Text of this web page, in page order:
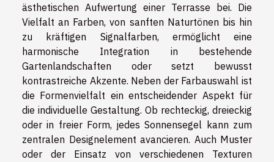
ästhetischen Aufwertung einer Terrasse bei. Die
Vielfalt an Farben, von sanften Naturtönen bis hin
zu kräftigen Signalfarben, ermöglicht eine
harmonische Integration in bestehende
Gartenlandschaften oder setzt bewusst
kontrastreiche Akzente. Neben der Farbauswahl ist
die Formenvielfalt ein entscheidender Aspekt für
die individuelle Gestaltung. Ob rechteckig, dreieckig
oder in freier Form, jedes Sonnensegel kann zum
zentralen Designelement avancieren. Auch Muster
oder der Einsatz von verschiedenen Texturen